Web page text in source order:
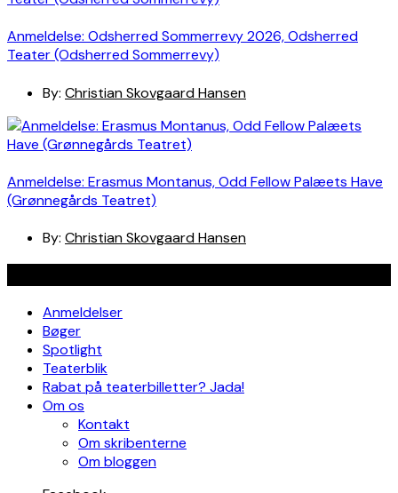
Anmeldelse: Odsherred Sommerrevy 2026, Odsherred
Teater (Odsherred Sommerrevy)
By: Christian Skovgaard Hansen
Anmeldelse: Erasmus Montanus, Odd Fellow Palæets Have
(Grønnegårds Teatret)
By: Christian Skovgaard Hansen
Anmeldelser
Bøger
Spotlight
Teaterblik
Rabat på teaterbilletter? Jada!
Om os
Kontakt
Om skribenterne
Om bloggen